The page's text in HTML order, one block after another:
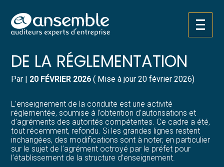
Aller
au
Créer et reprendre une activité
Gérer votre quotidien
Piloter votre entreprise
Développer votre entreprise
Construire votre patrimoine
Structurer votre croissance
Pilotez votre gestion
Suivre votre comptabilité
Gérer vos ressources humaines
Dématérialiser vos documents
AUTO-ÉCOLES : REFONTE
DE LA RÉGLEMENTATION
Par | 20 FÉVRIER 2026 ( Mise à jour 20 février 2026)
L’enseignement de la conduite est une activité
réglementée, soumise à l’obtention d’autorisations et
d’agréments des autorités compétentes. Ce cadre a été,
tout récemment, refondu. Si les grandes lignes restent
inchangées, des modifications sont à noter, en particulier
sur le sujet de l’agrément octroyé par le préfet pour
l’établissement de la structure d’enseignement.